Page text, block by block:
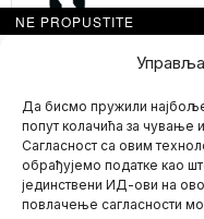
Да бисмо пружили најбоље
попут колачића за чување
Сагласност са овим
обрађујемо податке као
јединствени ИД-ови на
повлачење сагласности
Mario zna Youtube
NE PROPUSTITE
Kineski
meseci-
granicu
smrtna
Mali
sa